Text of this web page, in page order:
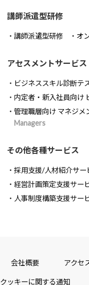
講師派遣型研修
講師派遣型研修 オ
アセスメントサービス
ビジネススキル診断テ
内定者・新入社員向け
管理職層向け マネジメ
Managers
その他各種サービス
採用支援/人材紹介サー
経営計画策定支援サー
人事制度構築支援サー
会社概要 アクセ
クッキーに関する通知